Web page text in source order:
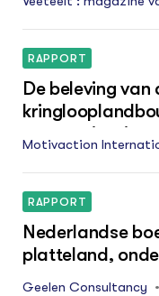
RAPPORT
De beleving
Motivaction
RAPPORT
Nederlandse
platteland,
Geelen Consultancy